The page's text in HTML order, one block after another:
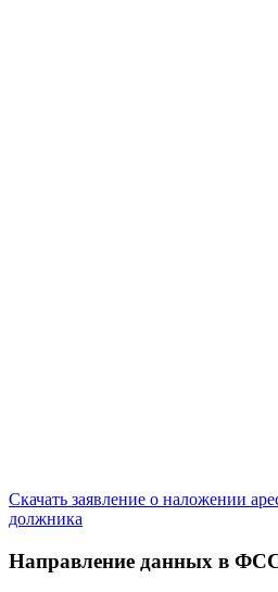
Скачать заявление о наложении
должника
Направление данных в